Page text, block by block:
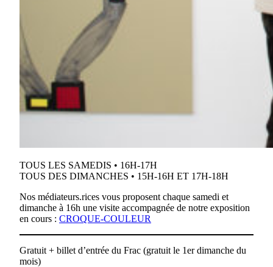
TOUS LES SAMEDIS • 16H-17H
TOUS DES DIMANCHES • 15H-16H ET 17H-18H
Nos médiateurs.rices vous proposent chaque samedi et
dimanche à 16h une visite accompagnée de notre exposition
en cours : CROQUE-COULEUR
Gratuit + billet d’entrée du Frac (gratuit le 1er dimanche du
mois)